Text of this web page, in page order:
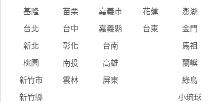
基隆 苗栗 嘉義市 花蓮 澎湖
台北 台中 嘉義縣 台東 金門
新北 彰化 台南 馬祖
桃園 南投 高雄 蘭嶼
新竹市 雲林 屏東 綠島
新竹縣 小琉球